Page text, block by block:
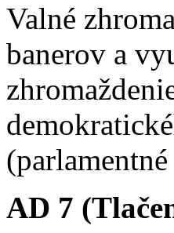
Valné
banerov a
AD 7